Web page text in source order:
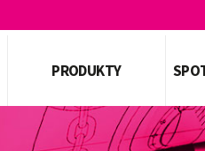
PRODUKTY